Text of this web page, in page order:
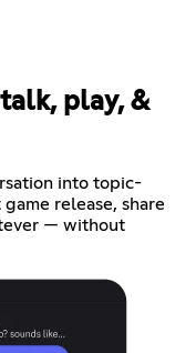
play, &
into topic-
release, share
— without